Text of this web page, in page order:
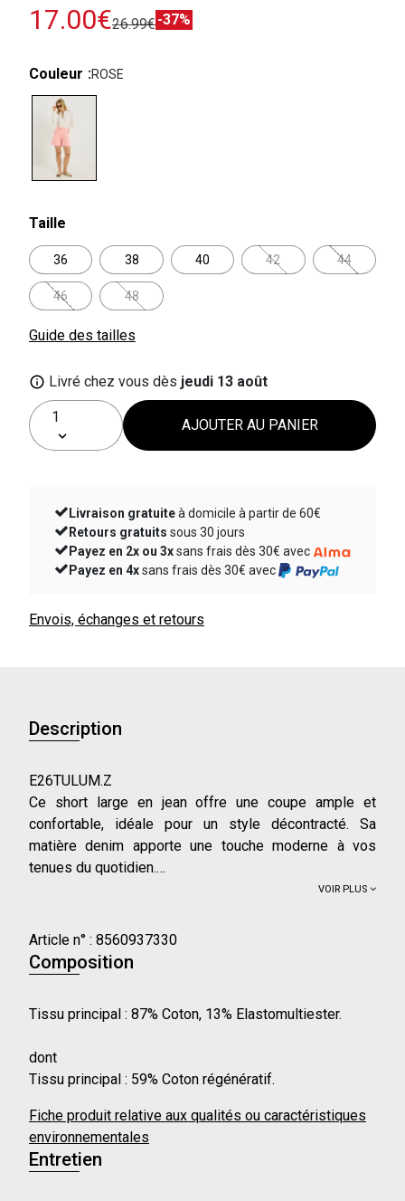
17.00€26.99€-37%
Couleur ROSE
Taille
36 38 40 42 44
46 48
Guide des tailles
Livré chez vous dès jeudi 13 août
AJOUTER AU PANIER
Livraison gratuite
à domicile à partir de 60€
Retours gratuits
sous 30 jours
Payez en 2x ou 3x
sans frais dès 30€ avec
Payez en 4x
sans frais dès 30€ avec
Envois, échanges et retours
Description
E26TULUM.Z
Ce short large en jean offre une coupe ample et
confortable, idéale pour un style décontracté. Sa
matière denim apporte une touche moderne à vos
tenues du quotidien.
- Taille : Standard
- Type de fermeture : Bouton
- Plis à l'avant
- Poches arrière plaquées
Notre mannequin mesure 176 cm et porte une taille 36.
VOIR PLUS
Article n° : 8560937330
Composition
Tissu principal : 87% Coton, 13% Elastomultiester.
dont
Tissu principal : 59% Coton régénératif.
Fiche produit relative aux qualités ou caractéristiques
environnementales
Entretien